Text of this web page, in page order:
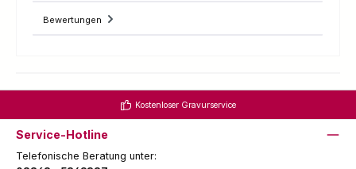
Bewertungen
Kostenloser Gravurservice
Service-Hotline
Telefonische Beratung unter: